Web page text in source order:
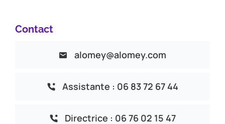
Contact
alomey@alomey.com
Assistante : 06 83 72 67 44
Directrice : 06 76 02 15 47